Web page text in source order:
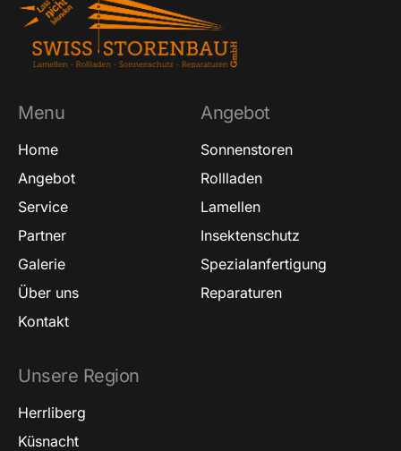
Menu
Home
Angebot
Service
Partner
Galerie
Über uns
Kontakt
Angebot
Sonnenstoren
Rollladen
Lamellen
Insektenschutz
Spezialanfertigung
Reparaturen
Unsere Region
Herrliberg
Küsnacht